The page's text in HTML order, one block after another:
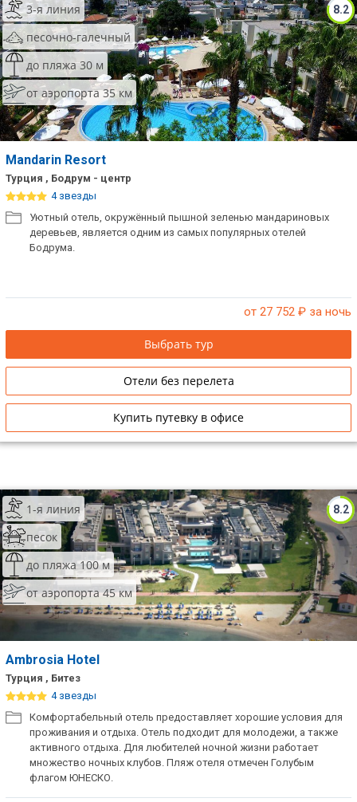
8.2
3-я линия
песочно-галечный
до пляжа 30 м
от аэропорта 35 км
Mandarin Resort
Турция , Бодрум - центр
4 звезды
Уютный отель, окружённый пышной зеленью мандариновых
деревьев, является одним из самых популярных отелей
Бодрума.
от 27 752 ₽ за ночь
Выбрать тур
Отели без перелета
Купить путевку в офисе
8.2
1-я линия
песок
до пляжа 100 м
от аэропорта 45 км
Ambrosia Hotel
Турция , Битез
4 звезды
Комфортабельный отель предоставляет хорошие условия для
проживания и отдыха. Отель подходит для молодежи, а также
активного отдыха. Для любителей ночной жизни работает
множество ночных клубов. Пляж отеля отмечен Голубым
флагом ЮНЕСКО.